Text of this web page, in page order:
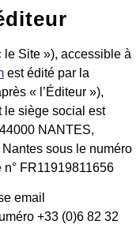
le Site »), accessible à
est édité par la
« l’Éditeur »),
le siège social est
NANTES,
sous le numéro
FR11919811656
email
+33 (0)6 82 32